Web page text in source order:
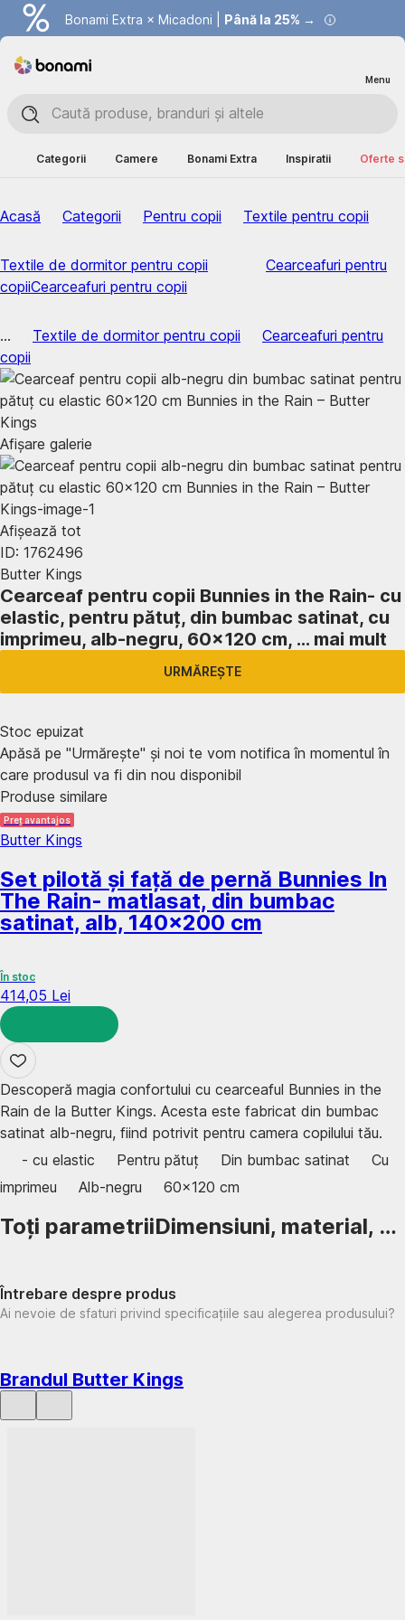
Bonami Extra × Micadoni | Până la 25% →
Summer Sale | Economisești până la 40% →
Menu
Categorii Camere Bonami Extra Inspiratii Oferte
Acasă Categorii Pentru copii Textile pentru copii
Textile de dormitor pentru copii
Cearceafuri pentru
copiiCearceafuri pentru copii
... Textile de dormitor pentru copii
Cearceafuri pentru
copii
Afișare galerie
Afișează tot
ID: 1762496
Butter Kings
Cearceaf pentru copii Bunnies in the Rain- cu
elastic, pentru pătuț, din bumbac satinat, cu
imprimeu, alb-negru, 60x120 cm, … mai mult
URMĂREȘTE
Stoc epuizat
Apăsă pe "Urmărește" și noi te vom notifica în momentul în
care produsul va fi din nou disponibil
Produse similare
Preț avantajos
Butter Kings
Set pilotă și față de pernă Bunnies In
The Rain- matlasat, din bumbac
satinat, alb, 140x200 cm
În stoc
414,05 Lei
ADAUGĂ ÎN COȘ
Descoperă magia confortului cu cearceaful Bunnies in the
Rain de la Butter Kings. Acesta este fabricat din bumbac
satinat alb-negru, fiind potrivit pentru camera copilului tău.
- cu elastic
Pentru pătuț Din bumbac satinat
Cu
imprimeu
Alb-negru 60x120 cm
Toți parametriiDimensiuni, material, …
Întrebare despre produs
Ai nevoie de sfaturi privind specificațiile sau alegerea produsului?
Brandul Butter Kings